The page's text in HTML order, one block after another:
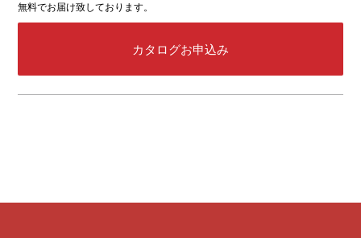
無料でお届け致しております。
カタログお申込み